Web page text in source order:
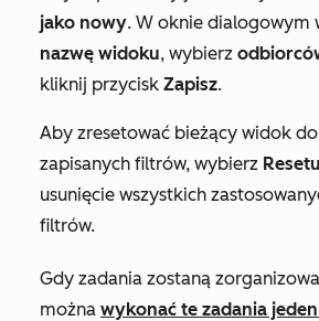
jako nowy. W oknie dialogowym
nazwę widoku, wybierz
kliknij przycisk Zapisz.
Aby zresetować bieżący widok
zapisanych filtrów, wybierz
usunięcie wszystkich
filtrów.
Gdy zadania zostaną
można wykonać te zadania